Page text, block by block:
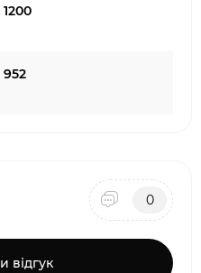
1200
952
0
відгук